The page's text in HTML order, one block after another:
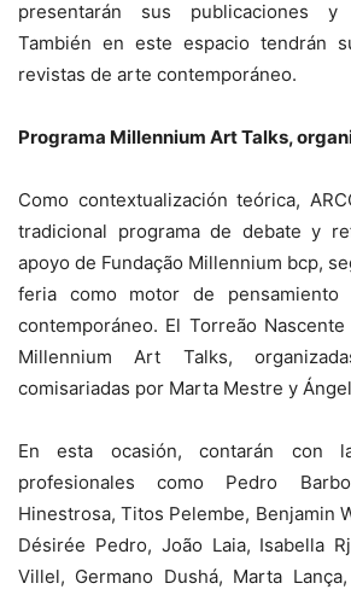
presentarán sus publicaciones y
También en este espacio tendrán
revistas de arte contemporáneo.
Programa Millennium Art Talks,
Como contextualización teórica,
tradicional programa de debate y
apoyo de Fundação Millennium bcp,
feria como motor de
contemporáneo. El Torreão
Millennium Art Talks,
comisariadas por Marta Mestre y
En esta ocasión, contarán con
profesionales como Pedro
Hinestrosa, Titos Pelembe, Benjamin
Désirée Pedro, João Laia, Isabella
Villel, Germano Dushá, Marta